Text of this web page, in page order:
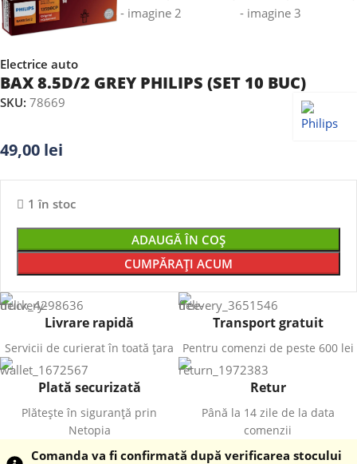
Electrice auto
BAX 8.5D/2 GREY PHILIPS (SET 10 BUC)
SKU: 78669
49,00 lei
1 în stoc
ADAUGĂ ÎN COȘ
CUMPĂRAȚI ACUM
Livrare rapidă
Servicii de curierat în toată țara
Transport gratuit
Pentru comenzi de peste 600 lei
Plată securizată
Plătește în siguranță prin
Netopia
Retur
Până la 14 zile de la data
comenzii
Comanda va fi confirmată după verificarea stocului